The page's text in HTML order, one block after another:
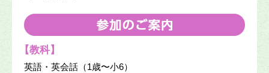
【教科】
英語・英会話（1歳〜小6）